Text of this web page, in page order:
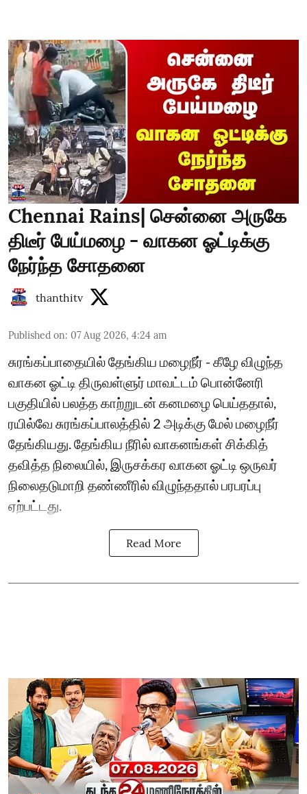
Chennai Rains| சென்னை அருகே
திடீர் பேய்மழை - வாகன ஓட்டிக்கு
நேர்ந்த சோதனை
thanthitv
Published on: 07 Aug 2026, 4:24 am
சுரங்கப்பாதையில் தேங்கிய மழைநீர் - கீழே விழுந்த
வாகன ஓட்டி திருவள்ளுர் மாவட்டம் பொன்னேரி
பகுதியில் பலத்த காற்றுடன் கனமழை பெய்ததால்,
ரயில்வே சுரங்கப்பாலத்தில் 2 அடிக்கு மேல் மழைநீர்
தேங்கியது. தேங்கிய நீரில் வாகனங்கள் சிக்கித்
தவித்த நிலையில், இருசக்கர வாகன ஓட்டி ஒருவர்
நிலைதடுமாறி தண்ணீரில் விழுந்ததால் பரபரப்பு
ஏற்பட்டது.
Read More